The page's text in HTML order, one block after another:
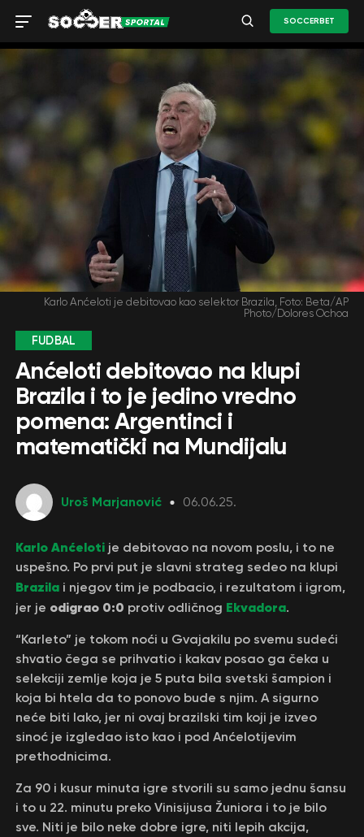
SOCCERBET
Karlo Anćeloti je debitovao kao selektor Brazila, Foto: Beta/AP
Photo/Dolores Ochoa
FUDBAL
Anćeloti debitovao na klupi
Brazila i to je jedino vredno
pomena: Argentinci i
matematički na Mundijalu
Uroš Marjanović 06.06.25.
Karlo Anćelotije debitovao na novom poslu, i to ne
uspešno. Po prvi put je slavni strateg sedeo na klupi
Brazila i njegov tim je podbacio, i rezultatom i igrom,
jer je odigrao 0:0 protiv odličnog Ekvadora.
“Karleto” je tokom noći u Gvajakilu po svemu sudeći
shvatio čega se prihvatio i kakav posao ga čeka u
selekciji zemlje koja je 5 puta bila svetski šampion i
koja bi htela da to ponovo bude s njim. A sigurno
neće biti lako, jer ni ovaj brazilski tim koji je izveo
sinoć je izgledao isto kao i pod Anćelotijevim
prethodnicima.
Za 90 i kusur minuta igre stvorili su samo jednu šansu
i to u 22. minutu preko Vinisijusa Žuniora i to je bilo
sve. Niti je bilo neke dobre igre, niti lepih akcija,